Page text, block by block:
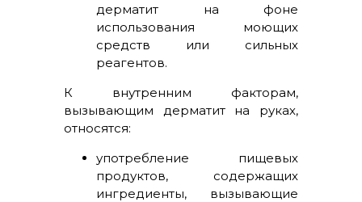
дерматит на фоне
использования моющих
средств или сильных
реагентов.
К внутренним факторам,
вызывающим дерматит на руках,
относятся:
употребление пищевых
продуктов, содержащих
ингредиенты, вызывающие